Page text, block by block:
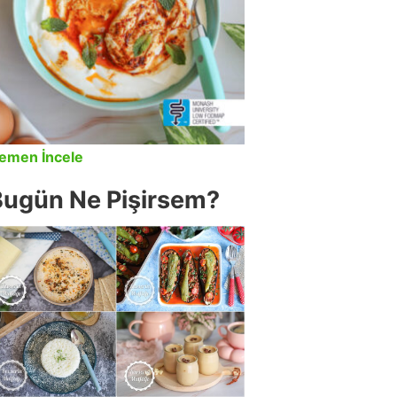
İncele
Ne Pişirsem?